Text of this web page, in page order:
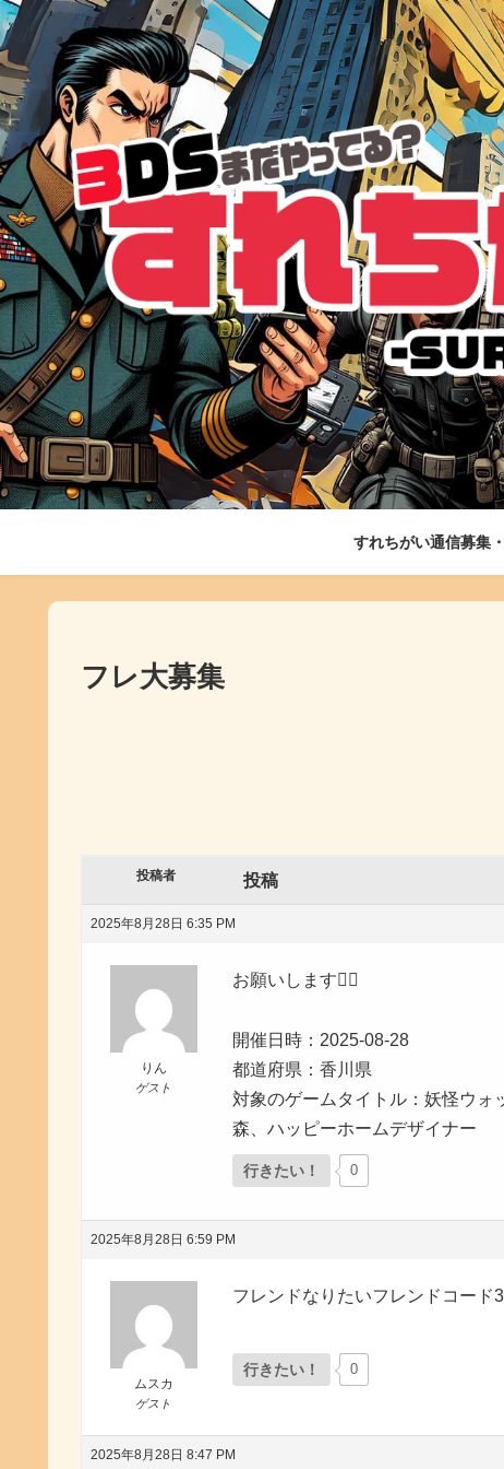
すれちがい通信募集
フレ大募集
投稿者 投稿
2025年8月28日 6:35 PM
りん
ゲスト
お願いします🙇‍♀️
開催日時：2025-08-28
都道府県：香川県
対象のゲームタイトル：妖怪ウ
森、ハッピーホームデザイナー
行きたい！ 0
2025年8月28日 6:59 PM
ムスカ
ゲスト
フレンドなりたいフレンドコード
行きたい！ 0
2025年8月28日 8:47 PM